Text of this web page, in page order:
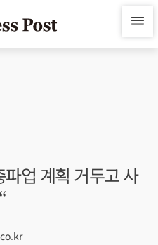
업 계획 거두고 사